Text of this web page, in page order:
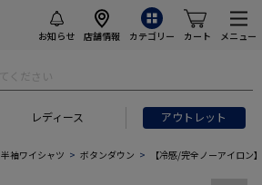
お知らせ 店舗情報 カテゴリー カート メニュー
レディース アウトレット
半袖ワイシャツ ボタンダウン 【冷感/完全ノーアイロ